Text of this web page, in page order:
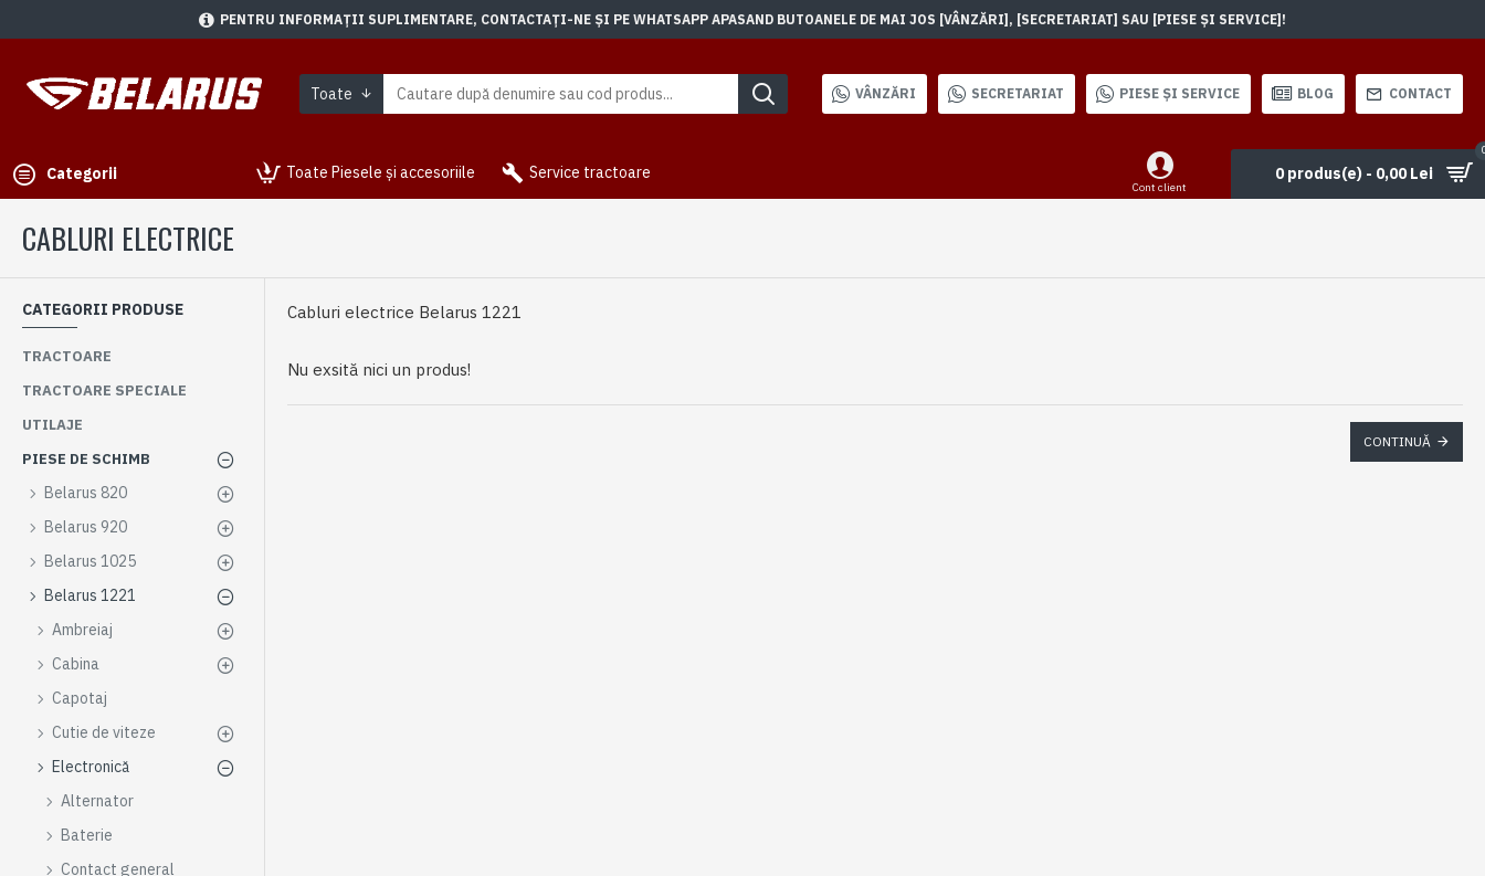
PENTRU INFORMAȚII SUPLIMENTARE, CONTACTAȚI-NE ȘI PE WHATSAPP APASAND BUTOANELE DE MAI JOS [VÂNZĂRI], [SECRETARIAT] SAU [PIESE ȘI SERVICE]!
Toate VÂNZĂRI SECRETARIAT PIESE ȘI SERVICE BLOG CONTACT
Categorii Toate Piesele și accesoriile Service tractoare
Cont client
0 produs(e) - 0,00 Lei
CABLURI ELECTRICE
CATEGORII PRODUSE
TRACTOARE
TRACTOARE SPECIALE
UTILAJE
PIESE DE SCHIMB
Belarus 820
Belarus 920
Belarus 1025
Belarus 1221
Ambreiaj
Cabina
Capotaj
Cutie de viteze
Electronică
Alternator
Baterie
Contact general
Cabluri electrice Belarus 1221
Nu exsită nici un produs!
CONTINUĂ